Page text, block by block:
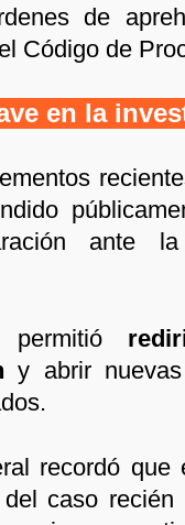
de
Código de
en la
ante
permitió
y abrir
recordó que
del caso